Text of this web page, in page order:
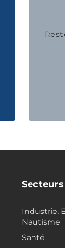
Industrie,
Nautisme
Santé